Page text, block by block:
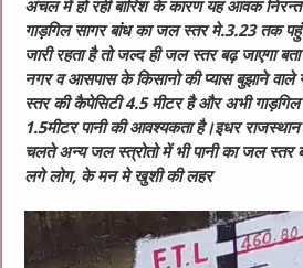
अंचल में हो रही बारिश के कारण यह आवक
गाड़गिल सागर बांध का जल स्तर मे.3.23 तक
जारी रहता है तो जल्द ही जल स्तर बढ़ जाएगा बता
नगर व आसपास के किसानो की प्यास बुझाने
स्तर की कैपेसिटी 4.5 मीटर है और अभी
1.5मीटर पानी की आवश्यकता है।इधर राजस्थान
चलते अन्य जल स्त्रोतो में भी पानी का जल स्तर
लगे लोग, के मन मे खुशी की लहर